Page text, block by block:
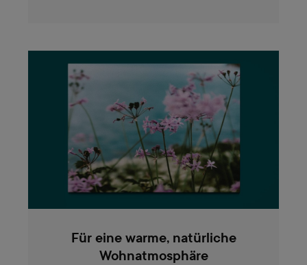
Für eine warme, natürliche
Wohnatmosphäre